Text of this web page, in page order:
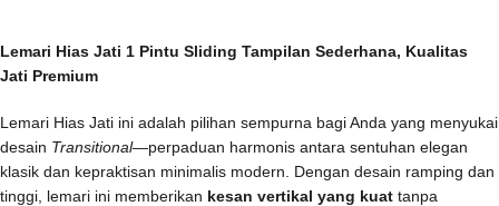
Lemari Hias Jati 1 Pintu Sliding Tampilan Sederhana, Kualitas
Jati Premium
Lemari Hias Jati ini adalah pilihan sempurna bagi Anda yang menyukai
desain Transitional—perpaduan harmonis antara sentuhan elegan
klasik dan kepraktisan minimalis modern. Dengan desain ramping dan
tinggi, lemari ini memberikan kesan vertikal yang kuat tanpa